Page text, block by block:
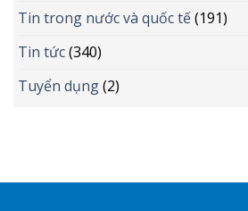
Tin trong nước và quốc tế(191)
Tin tức(340)
Tuyển dụng(2)